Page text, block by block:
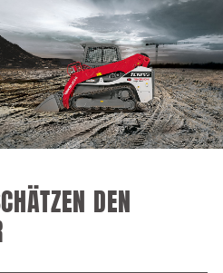
DEN